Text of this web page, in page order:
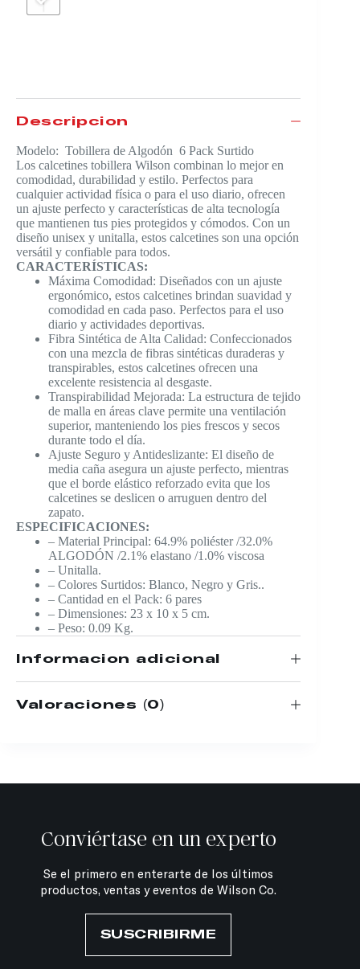
Descripción
Modelo: Tobillera de Algodón 6 Pack Surtido
Los calcetines tobillera Wilson combinan lo mejor en
comodidad, durabilidad y estilo. Perfectos para
cualquier actividad física o para el uso diario, ofrecen
un ajuste perfecto y características de alta tecnología
que mantienen tus pies protegidos y cómodos. Con un
diseño unisex y unitalla, estos calcetines son una opción
versátil y confiable para todos.
CARACTERÍSTICAS:
Máxima Comodidad: Diseñados con un ajuste
ergonómico, estos calcetines brindan suavidad y
comodidad en cada paso. Perfectos para el uso
diario y actividades deportivas.
Fibra Sintética de Alta Calidad: Confeccionados
con una mezcla de fibras sintéticas duraderas y
transpirables, estos calcetines ofrecen una
excelente resistencia al desgaste.
Transpirabilidad Mejorada: La estructura de tejido
de malla en áreas clave permite una ventilación
superior, manteniendo los pies frescos y secos
durante todo el día.
Ajuste Seguro y Antideslizante: El diseño de
media caña asegura un ajuste perfecto, mientras
que el borde elástico reforzado evita que los
calcetines se deslicen o arruguen dentro del
zapato.
ESPECIFICACIONES:
– Material Principal: 64.9% poliéster /32.0%
ALGODÓN /2.1% elastano /1.0% viscosa
– Unitalla.
– Colores Surtidos: Blanco, Negro y Gris..
– Cantidad en el Pack: 6 pares
– Dimensiones: 23 x 10 x 5 cm.
– Peso: 0.09 Kg.
Información adicional
Valoraciones (0)
Conviértase en un experto
Se el primero en enterarte de los últimos
productos, ventas y eventos de Wilson Co.
SUSCRIBIRME